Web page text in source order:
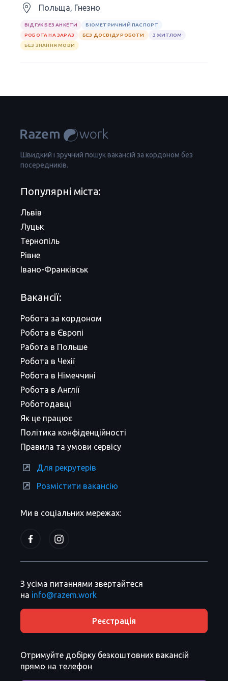
Польща, Гнезно
ВІДГУК БЕЗ АНКЕТИ
БІОМЕТРИЧНИЙ ПАСПОРТ
РОБОТА НА ЗАРАЗ
БЕЗ ДОСВІДУ РОБОТИ
З ЖИТЛОМ
БЕЗ ЗНАННЯ МОВИ
Швидкий і зручний пошук вакансій за кордоном без
посередників.
Ми в соціальних мережах:
Популярні міста:
Львів
Луцьк
Тернопіль
Рівне
Івано-Франківськ
Вакансії:
Робота за кордоном
Робота в Європі
Работа в Польше
Робота в Чехії
Робота в Німеччині
Робота в Англії
Роботодавці
Як це працює
Політика конфіденційності
Правила та умови сервісу
Для рекрутерів
Розмістити вакансію
З усіма питаннями звертайтеся
на info@razem.work
Реєстрація
Отримуйте добірку безкоштовних вакансій
прямо на телефон